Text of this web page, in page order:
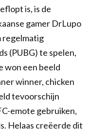
is, is de
gamer DrLupo
regelmatig
(PUBG) te spelen,
won een beeld
winner, chicken
tevoorschijn
emote gebruiken,
Helaas creëerde dit